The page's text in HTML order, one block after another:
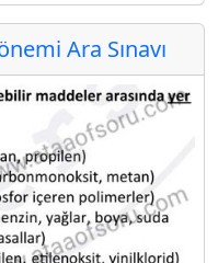
Ara Sınavı